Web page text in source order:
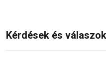
Kérdések és válaszok